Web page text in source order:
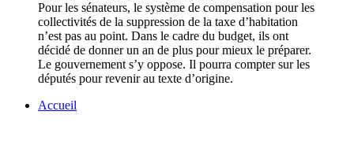
Pour les sénateurs, le système de compensation pour les
collectivités de la suppression de la taxe d’habitation
n’est pas au point. Dans le cadre du budget, ils ont
décidé de donner un an de plus pour mieux le préparer.
Le gouvernement s’y oppose. Il pourra compter sur les
députés pour revenir au texte d’origine.
Accueil